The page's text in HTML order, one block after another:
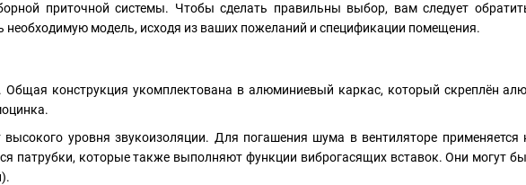
приточной системы. Чтобы сделать правильны выбор, вам следует
необходимую модель, исходя из ваших пожеланий и спецификации помещения.
конструкция укомплектована в алюминиевый каркас, который скреплён
уровня звукоизоляции. Для погашения шума в вентиляторе
патрубки, которые также выполняют функции виброгасящих вставок. Они могут